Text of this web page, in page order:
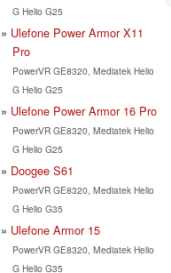
G Helio G25
Ulefone Power Armor X11
Pro
PowerVR GE8320, Mediatek Helio
G Helio G25
Ulefone Power Armor 16 Pro
PowerVR GE8320, Mediatek Helio
G Helio G25
Doogee S61
PowerVR GE8320, Mediatek Helio
G Helio G35
Ulefone Armor 15
PowerVR GE8320, Mediatek Helio
G Helio G35